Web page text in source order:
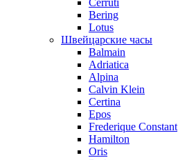
Cerruti
Bering
Lotus
Швейцарские часы
Balmain
Adriatica
Alpina
Calvin Klein
Certina
Epos
Frederique Constant
Hamilton
Oris